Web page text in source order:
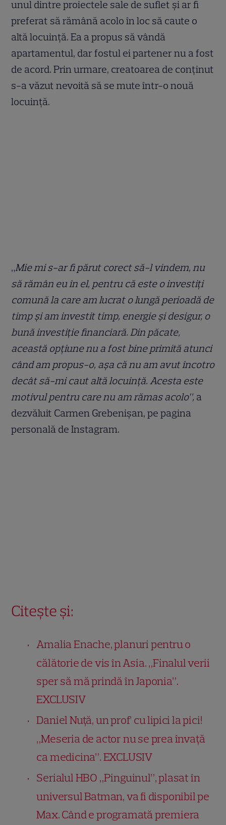
unul dintre proiectele sale de suflet și ar fi
preferat să rămână acolo în loc să caute o
altă locuință. Ea a propus să vândă
apartamentul, dar fostul ei partener nu a fost
de acord. Prin urmare, creatoarea de conținut
s-a văzut nevoită să se mute într-o nouă
locuință.
„Mie mi s-ar fi părut corect să-l vindem, nu
să rămân eu în el, pentru că este o investiți
comună la care am lucrat o lungă perioadă de
timp și am investit timp, energie și desigur, o
bună investiție financiară. Din păcate,
această opțiune nu a fost bine primită atunci
când am propus-o, așa că nu am avut încotro
decât să-mi caut altă locuință. Acesta este
motivul pentru care nu am rămas acolo”, a
dezvăluit Carmen Grebenișan, pe pagina
personală de Instagram.
Citește și:
Amalia Enache, planuri pentru o
călătorie de vis în Asia. „Finalul verii
sper să mă prindă în Japonia”.
EXCLUSIV
Daniel Nuță, un prof’ cu lipici la pici!
„Meseria de actor nu se prea învață
ca medicina”. EXCLUSIV
Serialul HBO „Pinguinul”, plasat în
universul Batman, va fi disponibil pe
Max. Când e programată premiera